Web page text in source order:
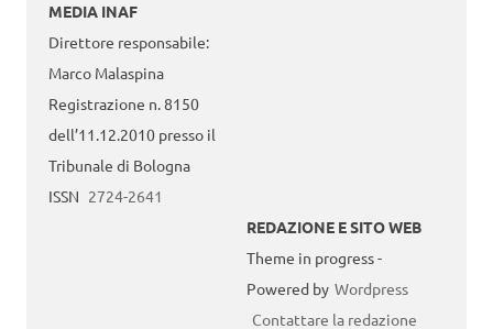
MEDIA INAF
Direttore responsabile:
Marco Malaspina
Registrazione n. 8150
dell’11.12.2010 presso il
Tribunale di Bologna
ISSN 2724-2641
REDAZIONE E SITO WEB
Theme in progress -
Powered by Wordpress
Contattare la redazione